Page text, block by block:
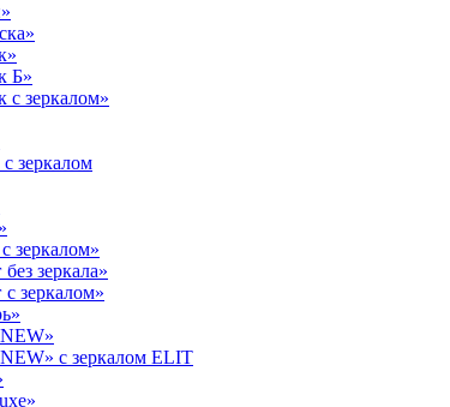
Б»
с зеркалом»
зеркалом
зеркалом»
зеркала»
зеркалом»
с зеркалом ELIT